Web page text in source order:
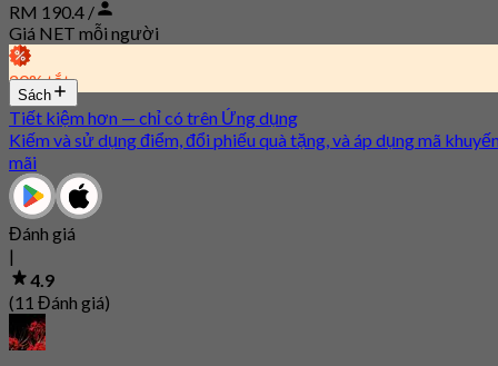
RM 190.4 /
Giá NET mỗi người
20% tắt
Sách
Tiết kiệm hơn — chỉ có trên Ứng dụng
Kiếm và sử dụng điểm, đổi phiếu quà tặng, và áp dụng mã
mãi
Đánh giá
|
4.9
(11 Đánh giá)